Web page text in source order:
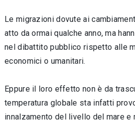
Le migrazioni dovute ai
atto da ormai qualche anno, ma
nel dibattito pubblico rispetto alle
economici o umanitari.
Eppure il loro effetto non è da
temperatura globale sta infatti
innalzamento del livello del mare e